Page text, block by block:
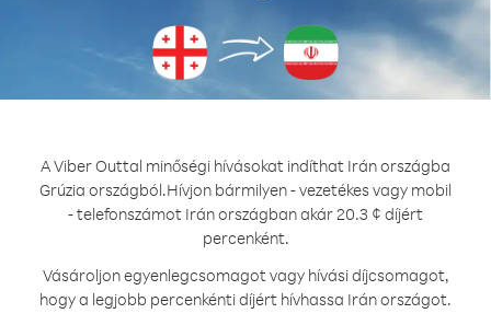
A Viber Outtal minőségi hívásokat indíthat Irán országba
Grúzia országból.Hívjon bármilyen - vezetékes vagy mobil
- telefonszámot Irán országban akár 20.3 ¢ díjért
percenként.
Vásároljon egyenlegcsomagot vagy hívási díjcsomagot,
hogy a legjobb percenkénti díjért hívhassa Irán országot.